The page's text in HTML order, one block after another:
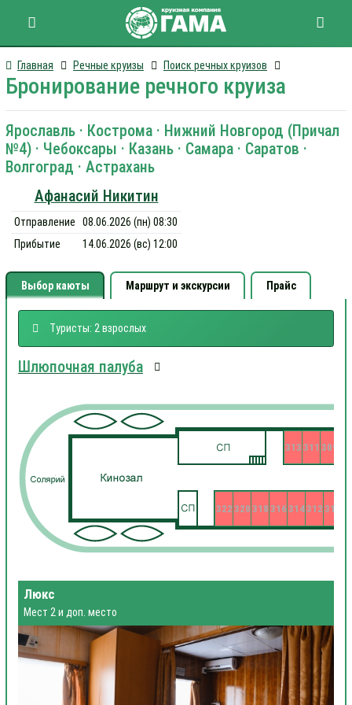
Главная Речные круизы Поиск речных круизов
Бронирование речного круиза
Ярославль · Кострома · Нижний Новгород (Причал
№4) · Чебоксары · Казань · Самара · Саратов ·
Волгоград · Астрахань
Афанасий Никитин
Отправление
08.06.2026 (пн) 08:30
Прибытие
14.06.2026 (вс) 12:00
Выбор каюты Маршрут и экскурсии Прайс
Туристы: 2 взрослых
Шлюпочная палуба
309
310
311
312
313
314
316
318
320
322
Люкс
Мест 2 и доп. место